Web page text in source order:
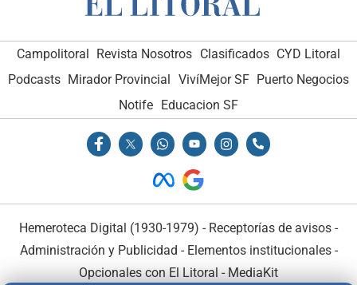
Campolitoral Revista Nosotros Clasificados CYD Litoral
Podcasts Mirador Provincial VivíMejor SF Puerto Negocios
Notife Educacion SF
Hemeroteca Digital (1930-1979) - Receptorías de avisos -
Administración y Publicidad - Elementos institucionales-
Opcionales con El Litoral - MediaKit